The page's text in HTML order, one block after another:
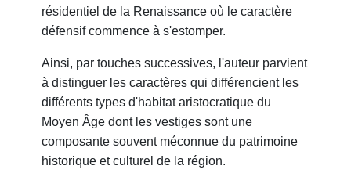
résidentiel de la Renaissance où le caractère
défensif commence à s'estomper.
Ainsi, par touches successives, l'auteur parvient
à distinguer les caractères qui différencient les
différents types d'habitat aristocratique du
Moyen Âge dont les vestiges sont une
composante souvent méconnue du patrimoine
historique et culturel de la région.